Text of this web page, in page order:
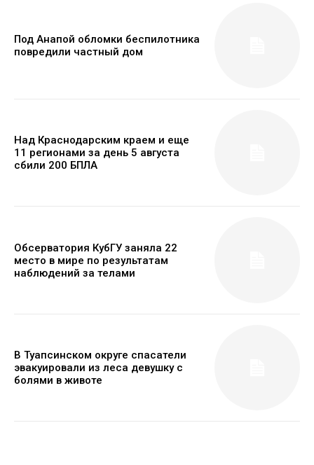
Под Анапой обломки беспилотника
повредили частный дом
Над Краснодарским краем и еще
11 регионами за день 5 августа
сбили 200 БПЛА
Обсерватория КубГУ заняла 22
место в мире по результатам
наблюдений за телами
В Туапсинском округе спасатели
эвакуировали из леса девушку с
болями в животе